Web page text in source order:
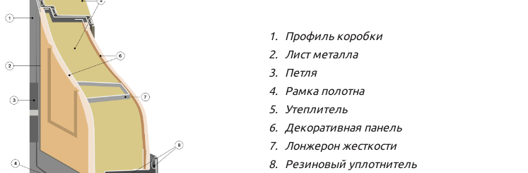
Профиль коробки
Лист металла
Петля
Рамка полотна
Утеплитель
Декоративная панель
Лонжерон жесткости
Резиновый уплотнитель